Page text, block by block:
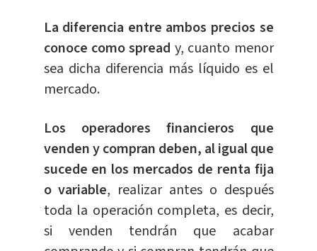
La diferencia entre ambos precios se
conoce como spread y, cuanto menor
sea dicha diferencia más líquido es el
mercado.
Los operadores financieros que
venden y compran deben, al igual que
sucede en los mercados de renta fija
o variable, realizar antes o después
toda la operación completa, es decir,
si venden tendrán que acabar